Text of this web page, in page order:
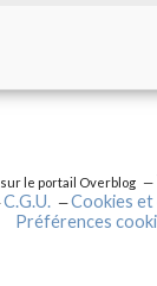
sur le portail Overblog
C.G.U.
Cookies et
Préférences